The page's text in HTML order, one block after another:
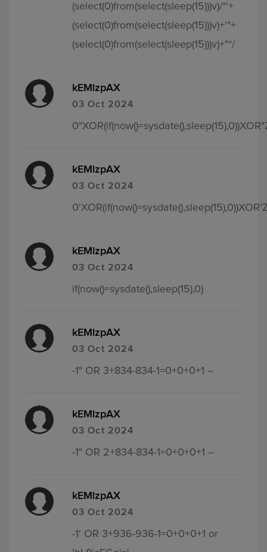
(select(0)from(select(sleep(15)))v)/*'+
(select(0)from(select(sleep(15)))v)+'"+
(select(0)from(select(sleep(15)))v)+"*/
kEMlzpAX
03 Oct 2024
kEMlzpAX
03 Oct 2024
kEMlzpAX
03 Oct 2024
if(now()=sysdate(),sleep(15),0)
kEMlzpAX
03 Oct 2024
-1" OR 3+834-834-1=0+0+0+1 --
kEMlzpAX
03 Oct 2024
-1" OR 2+834-834-1=0+0+0+1 --
kEMlzpAX
03 Oct 2024
-1' OR 3+936-936-1=0+0+0+1 or